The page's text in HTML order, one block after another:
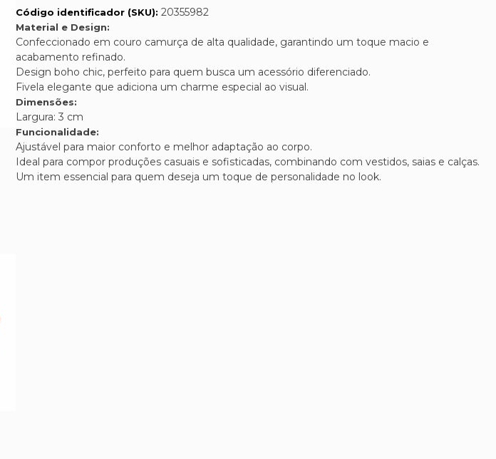
Código identificador (SKU): 20355982
Material e Design:
Confeccionado em couro camurça de alta qualidade, garantindo um toque macio e
acabamento refinado.
Design boho chic, perfeito para quem busca um acessório diferenciado.
Fivela elegante que adiciona um charme especial ao visual.
Dimensões:
Largura: 3 cm
Funcionalidade:
Ajustável para maior conforto e melhor adaptação ao corpo.
Ideal para compor produções casuais e sofisticadas, combinando com vestidos, saias e calças.
Um item essencial para quem deseja um toque de personalidade no look.